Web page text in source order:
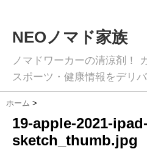
NEOノマド家族
ノマドワーカーの清涼剤！
スポーツ・健康情報をデリバ
ホーム >
19-apple-2021-
sketch_thumb.jpg